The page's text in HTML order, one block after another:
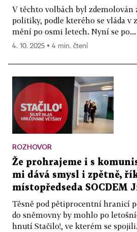
V těchto volbách byl zdemolován
politiky, podle kterého se vláda v
mění po osmi letech. Nyní se po...
4. 10. 2025 ▪ 4 min. čtení
ROZHOVOR
Že prohrajeme i s
mi dává smysl i zpětně,
místopředseda SOCDEM
Těsně pod pětiprocentní hranicí
do sněmovny by mohlo po
hnutí Stačilo!, ve kterém se